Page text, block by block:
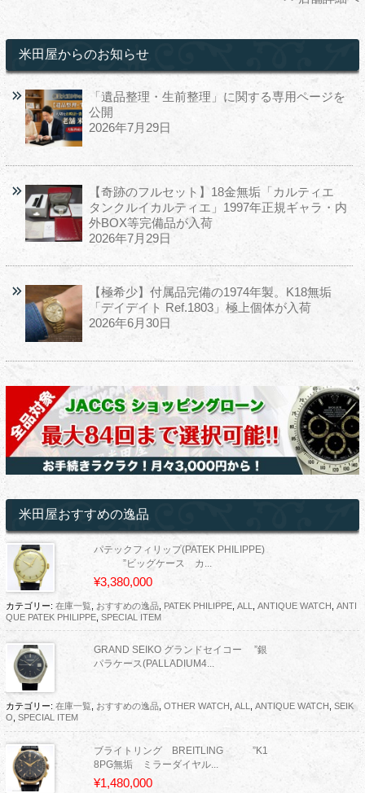
米田屋からのお知らせ
「遺品整理・生前整理」に関する専用ページを
公開
2026年7月29日
【奇跡のフルセット】18金無垢「カルティエ
タンクルイカルティエ」1997年正規ギャラ・内
外BOX等完備品が入荷
2026年7月29日
【極希少】付属品完備の1974年製。K18無垢
「デイデイト Ref.1803」極上個体が入荷
2026年6月30日
米田屋おすすめの逸品
パテックフィリップ(PATEK PHILIPPE)
”ビッグケース カ...
¥3,380,000
カテゴリー: 在庫一覧, おすすめの逸品, PATEK PHILIPPE, ALL ANTIQUE WATCH ANTI
QUE PATEK PHILIPPE, SPECIAL ITEM
GRAND SEIKO グランドセイコー ”銀
パラケース(PALLADIUM4...
カテゴリー: 在庫一覧, おすすめの逸品, OTHER WATCH ALL ANTIQUE WATCH
SEIK
O SPECIAL ITEM
ブライトリング BREITLING ”K1
8PG無垢 ミラーダイヤル...
¥1,480,000